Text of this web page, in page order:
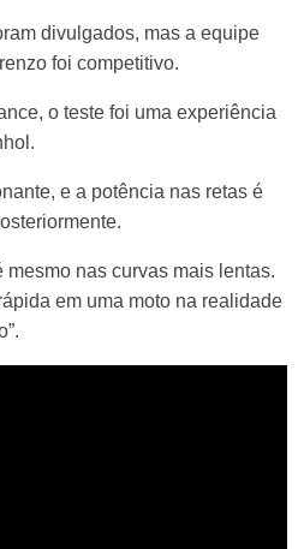
divulgados, mas a equipe
foi competitivo.
o teste foi uma experiência
e a potência nas retas é
mesmo nas curvas mais lentas.
em uma moto na realidade